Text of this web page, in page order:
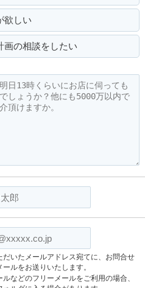
欲しい
画の相談をしたい
いたメールアドレス宛てに、お問合せ
ルをお送りいたします。
などのフリーメールをご利用の場合、